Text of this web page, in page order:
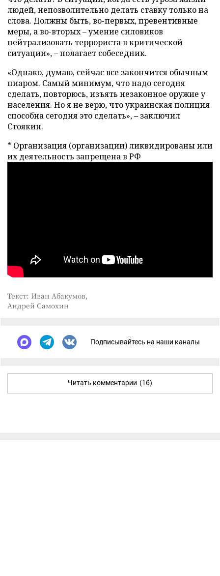
людей, непозволительно делать ставку только на
слова. Должны быть, во-первых, превентивные
меры, а во-вторых – умение силовиков
нейтрализовать террориста в критической
ситуации», – полагает собеседник.
«Однако, думаю, сейчас все закончится обычным
пиаром. Самый минимум, что надо сегодня
сделать, повторюсь, изъять незаконное оружие у
населения. Но я не верю, что украинская полиция
способна сегодня это сделать», – заключил
Стоякин.
* Организация (организации) ликвидированы или
их деятельность запрещена в РФ
Текст: Иван Абакумов,
Андрей Самохин
Подписывайтесь на наши каналы
Читать комментарии (16)